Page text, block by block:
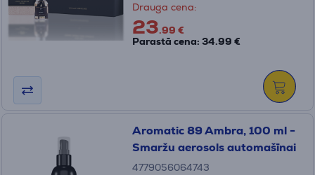
Drauga cena:
23.99 €
Parastā cena: 34.99 €
Aromatic 89 Ambra, 100 ml -
Smaržu aerosols automašīnai
4779056064743